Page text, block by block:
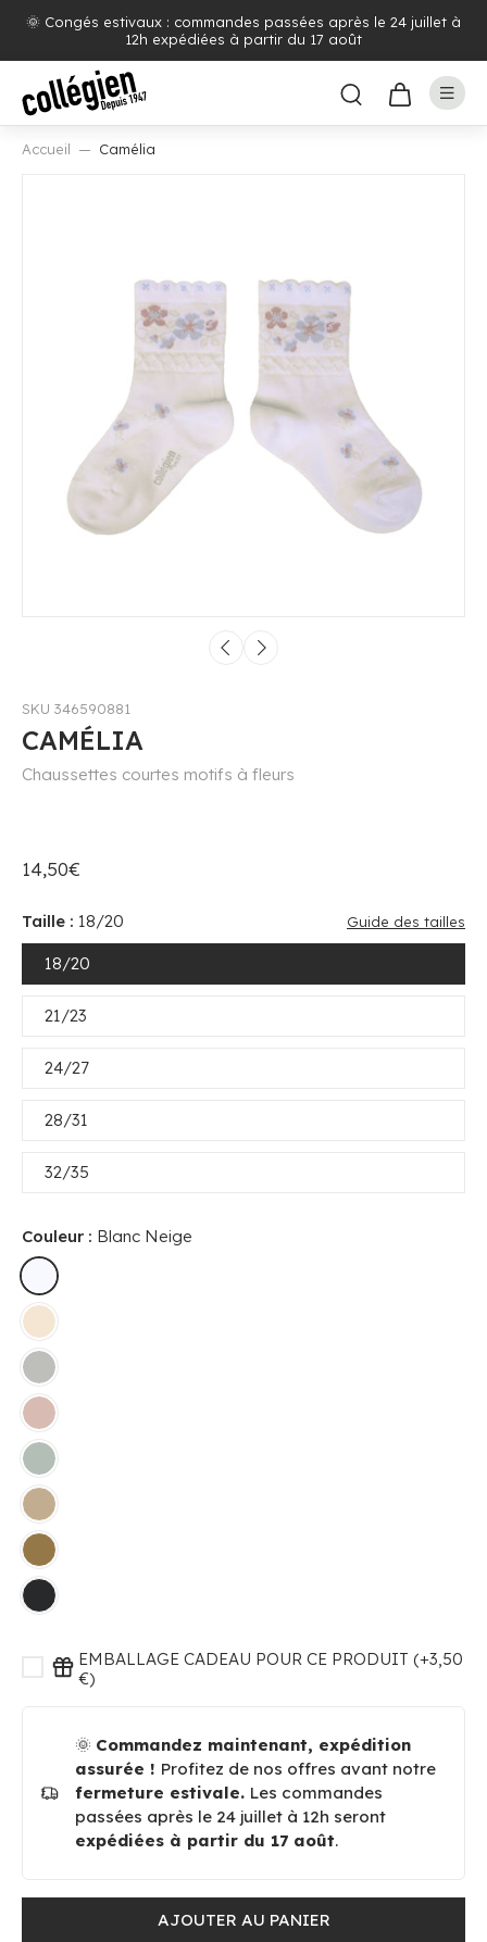
🌞 Congés estivaux : commandes passées après le 24 juillet à
12h expédiées à partir du 17 août
Accueil Camélia
SKU 346590881
CAMÉLIA
Chaussettes courtes motifs à fleurs
14,50€
Taille : 18/20 Guide des tailles
18/20
21/23
24/27
28/31
32/35
Couleur : Blanc Neige
EMBALLAGE CADEAU POUR CE PRODUIT (+3,50
€)
🌞 Commandez maintenant, expédition
assurée ! Profitez de nos offres avant notre
fermeture estivale. Les commandes
passées après le 24 juillet à 12h seront
expédiées à partir du 17 août.
AJOUTER AU PANIER